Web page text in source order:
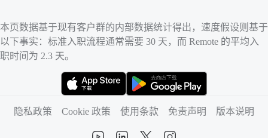
本页数据基于现有客户群的内部数据统计得出，速度假设则基于
以下事实：标准入职流程通常需要 30 天，而 Remote 的平均入
职时间为 2.3 天。
隐私政策
Cookie 政策 使用条款 免责声明 版本说明